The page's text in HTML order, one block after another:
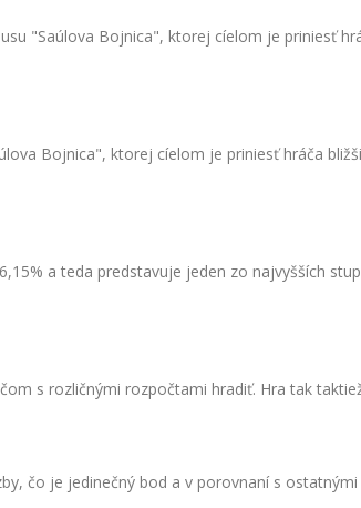
"Saúlova Bojnica", ktorej cíelom je priniesť
Bojnica", ktorej cíelom je priniesť hráča
a teda predstavuje jeden zo najvyšších
s rozličnými rozpočtami hradiť. Hra tak
čo je jedinečný bod a v porovnaní s